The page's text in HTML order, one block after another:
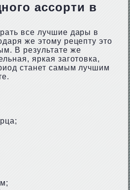
ассорти в
все лучшие дары в
же этому рецепту это
В результате же
яркая заготовка,
станет самым лучшим